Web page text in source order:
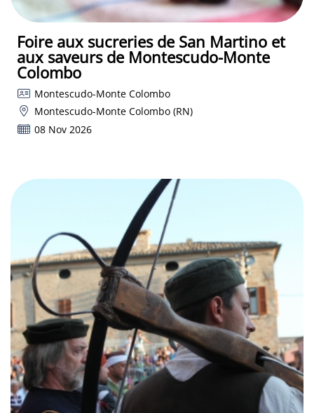
Foire aux sucreries de San Martino et
aux saveurs de Montescudo-Monte
Colombo
Montescudo-Monte Colombo
Montescudo-Monte Colombo (RN)
08 Nov 2026